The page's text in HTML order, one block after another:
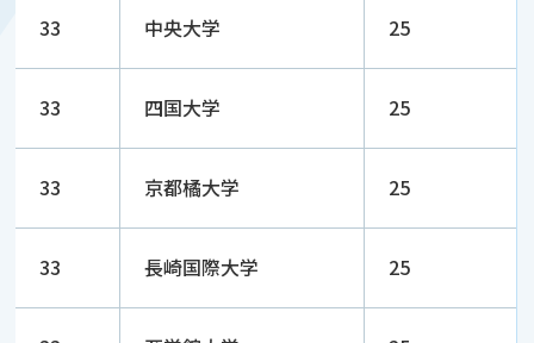
33 中央大学 25
33 四国大学 25
33 京都橘大学 25
33 長崎国際大学 25